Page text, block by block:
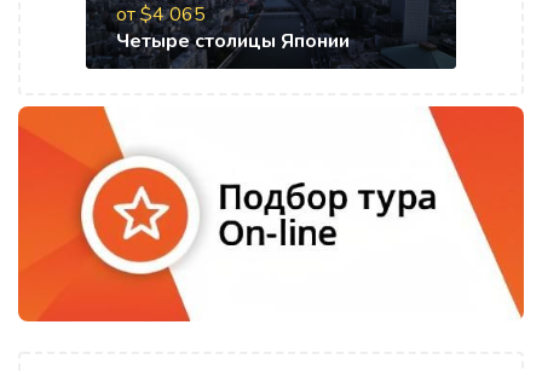
от $4 065
Четыре столицы Японии